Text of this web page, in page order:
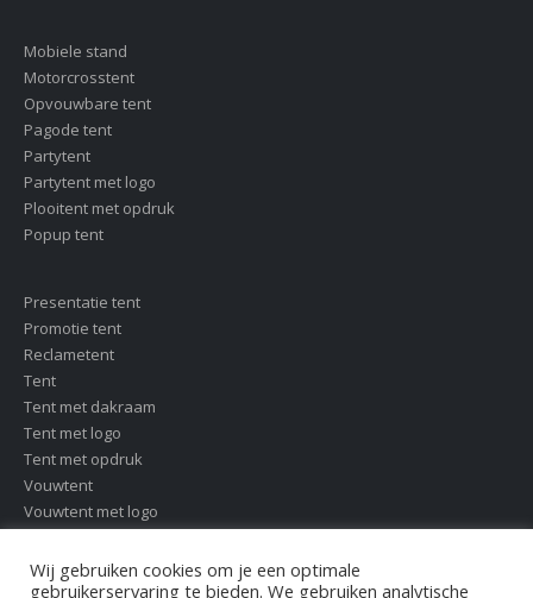
Mobiele stand
Motorcrosstent
Opvouwbare tent
Pagode tent
Partytent
Partytent met logo
Plooitent met opdruk
Popup tent
Presentatie tent
Promotie tent
Reclametent
Tent
Tent met dakraam
Tent met logo
Tent met opdruk
Vouwtent
Vouwtent met logo
Wij gebruiken cookies om je een optimale
gebruikerservaring te bieden. We gebruiken analytische